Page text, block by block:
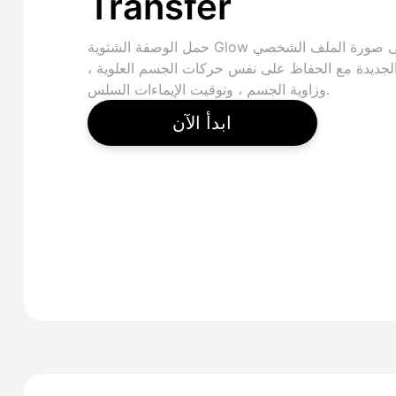
حمل الوصفة الشتوية Glow إلى صورة الملف الشخصي
مع الحفاظ على نفس حركات الجسم العلوية ،
وزاوية الجسم ، وتوقيت الإيماءات السلس.
ابدأ الآن